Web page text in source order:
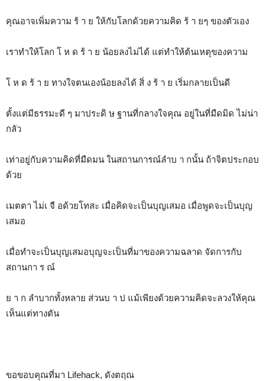
คุณอาจเพิ่มความ ร้ า ย ให้กับโลกด้วยความคิด ร้ า ยๆ ของตัวเอง
เราทำให้โลก โ ห ด ร้ า ย น้อยลงไม่ได้ แต่ทำให้ต้นเหตุของความ
โ ห ด ร้ า ย ทางใจตนเองน้อยลงได้ สิ่ ง ร้ า ย เริ่มกลายเป็นดี
ตั้งแต่มีธรรมะดี ๆ มาประดิ ษ ฐานที่กลางใจคุณ อยู่ในที่มืดมิด ไม่น่า
กลัว
เท่าอยู่กับความคิดที่มืดมน ในสถานการณ์ลำบ า กนั้น ถ้าจิตประกอบ
ด้วย
เมตตา ไม่เ จื อด้วยโทสะ เมื่อคิดจะเป็นบุญเสมอ เมื่อพูดจะเป็นบุญ
เสมอ
เมื่อทำจะเป็นบุญเสมอบุญจะเป็นที่มาของความฉลาด จัดการกับ
สถานกา ร ณ์
ย า ก ลำบากทั้งหลาย ส่วนบ า ป แม้เพียงด้วยความคิดจะลวงให้คุณ
เห็นแต่ทางตัน
ขอขอบคุณที่มา Lifehack, ดังตฤณ